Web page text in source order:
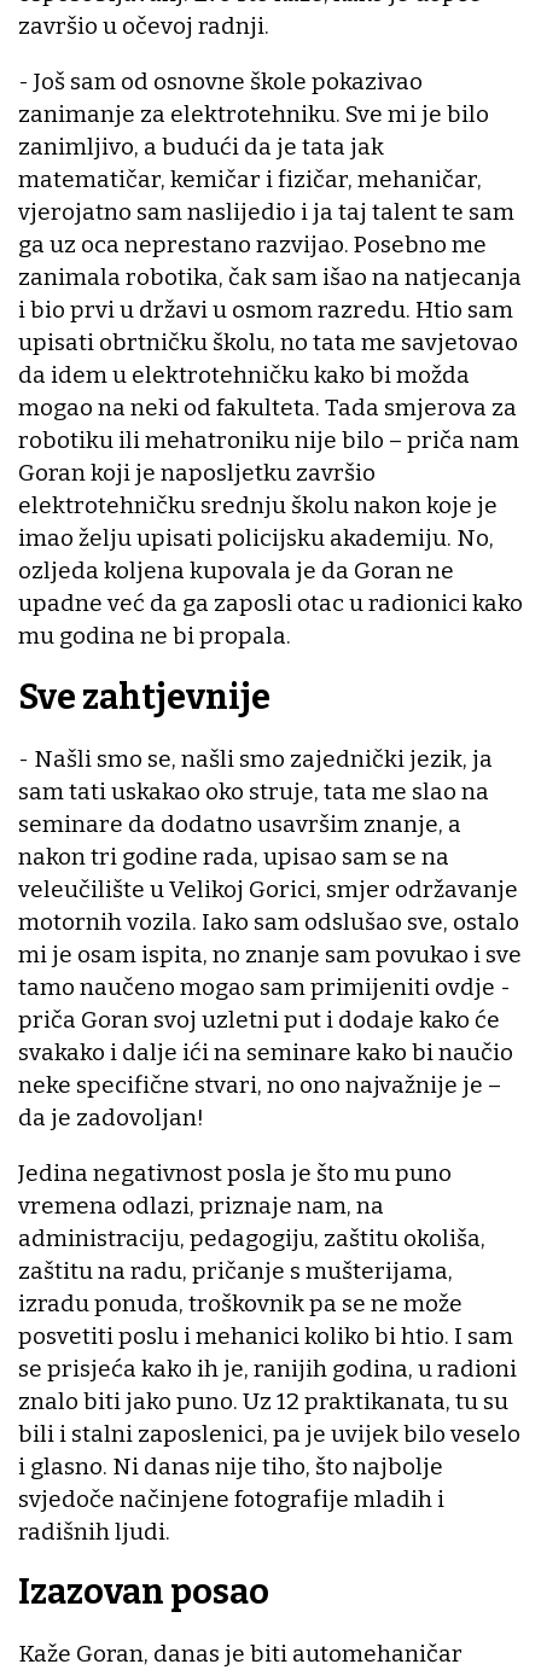
završio u očevoj radnji.
- Još sam od osnovne škole pokazivao
zanimanje za elektrotehniku. Sve mi je bilo
zanimljivo, a budući da je tata jak
matematičar, kemičar i fizičar, mehaničar,
vjerojatno sam naslijedio i ja taj talent te sam
ga uz oca neprestano razvijao. Posebno me
zanimala robotika, čak sam išao na natjecanja
i bio prvi u državi u osmom razredu. Htio sam
upisati obrtničku školu, no tata me savjetovao
da idem u elektrotehničku kako bi možda
mogao na neki od fakulteta. Tada smjerova za
robotiku ili mehatroniku nije bilo – priča nam
Goran koji je naposljetku završio
elektrotehničku srednju školu nakon koje je
imao želju upisati policijsku akademiju. No,
ozljeda koljena kupovala je da Goran ne
upadne već da ga zaposli otac u radionici kako
mu godina ne bi propala.
Sve zahtjevnije
- Našli smo se, našli smo zajednički jezik, ja
sam tati uskakao oko struje, tata me slao na
seminare da dodatno usavršim znanje, a
nakon tri godine rada, upisao sam se na
veleučilište u Velikoj Gorici, smjer održavanje
motornih vozila. Iako sam odslušao sve, ostalo
mi je osam ispita, no znanje sam povukao i sve
tamo naučeno mogao sam primijeniti ovdje -
priča Goran svoj uzletni put i dodaje kako će
svakako i dalje ići na seminare kako bi naučio
neke specifične stvari, no ono najvažnije je –
da je zadovoljan!
Jedina negativnost posla je što mu puno
vremena odlazi, priznaje nam, na
administraciju, pedagogiju, zaštitu okoliša,
zaštitu na radu, pričanje s mušterijama,
izradu ponuda, troškovnik pa se ne može
posvetiti poslu i mehanici koliko bi htio. I sam
se prisjeća kako ih je, ranijih godina, u radioni
znalo biti jako puno. Uz 12 praktikanata, tu su
bili i stalni zaposlenici, pa je uvijek bilo veselo
i glasno. Ni danas nije tiho, što najbolje
svjedoče načinjene fotografije mladih i
radišnih ljudi.
Izazovan posao
Kaže Goran, danas je biti automehaničar